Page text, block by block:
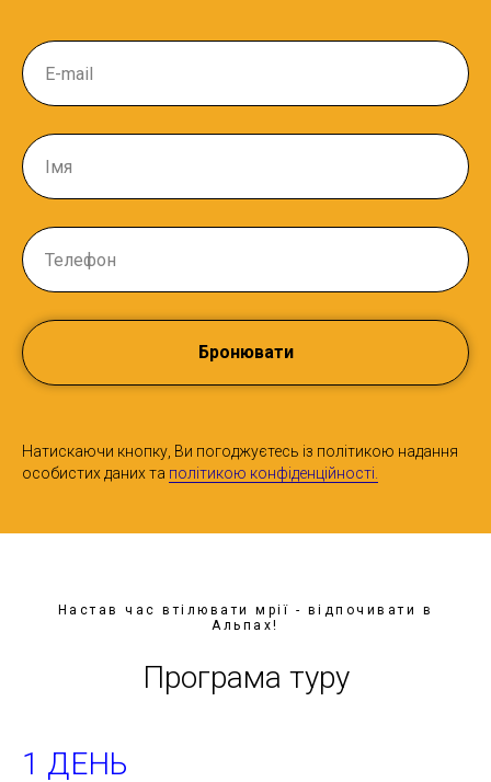
Бронювати
Натискаючи кнопку, Ви погоджуєтесь із політикою надання
особистих даних та політикою конфіденційності.
Настав час втілювати мрії - відпочивати в
Альпах!
Програма туру
1 ДЕНЬ